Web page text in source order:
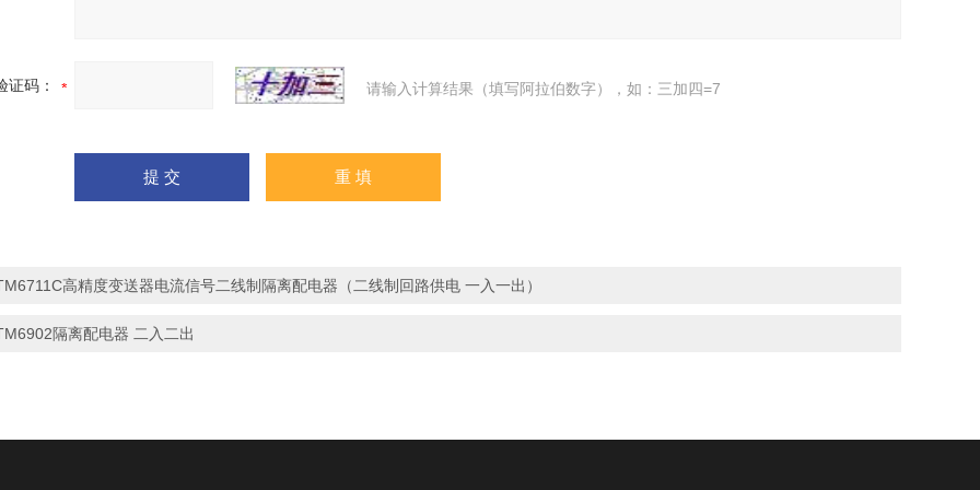
证码： 请输入计算结果（填写阿拉伯数字），如：三加四=7
高精度变送器电流信号二线制隔离配电器（二线制回路供电 一入一出）
隔离配电器 二入二出